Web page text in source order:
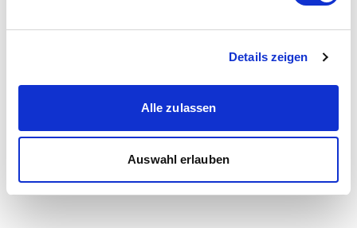
Details zeigen
Alle zulassen
Auswahl erlauben